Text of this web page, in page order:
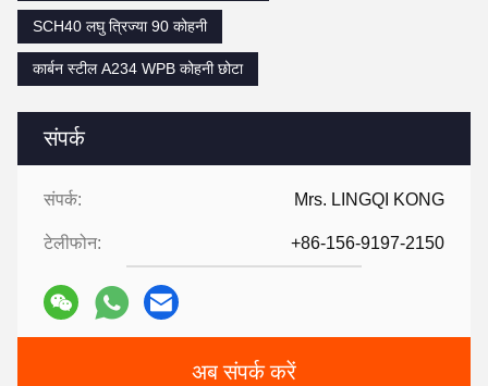
संपर्क
संपर्क: Mrs. LINGQI KONG
टेलीफोन: +86-156-9197-2150
अब संपर्क करें
SCH40 लघु त्रिज्या 90 कोहनी
कार्बन स्टील A234 WPB कोहनी छोटा